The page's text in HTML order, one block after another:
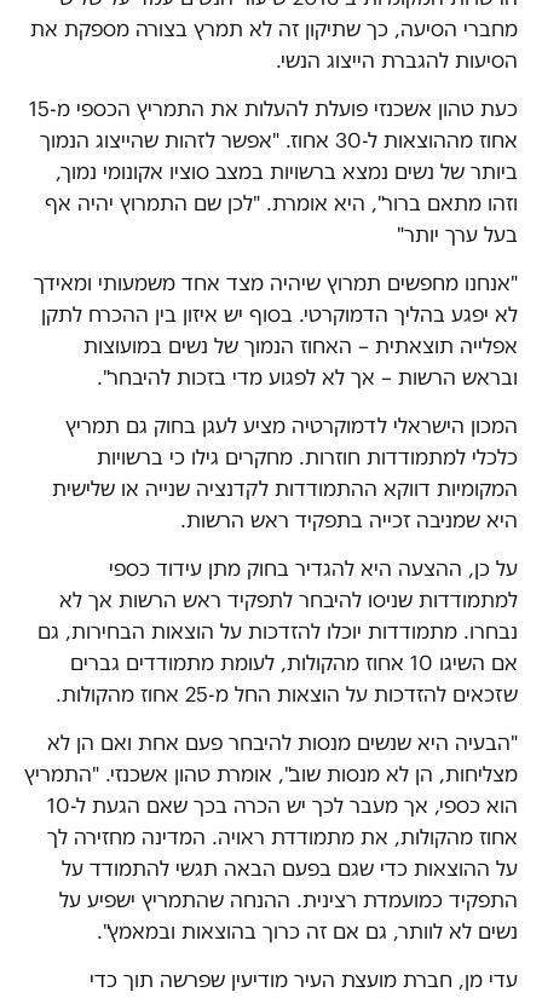
מחברי הסיעה, כך שתיקון זה לא תמרץ בצורה מספקת את
הסיעות להגברת הייצוג הנשי.
כעת טהון אשכנזי פועלת להעלות את התמריץ הכספי מ-15
אחוז מההוצאות ל-30 אחוז. "אפשר לזהות שהייצוג הנמוך
ביותר של נשים נמצא ברשויות במצב סוציו אקונומי נמוך,
וזהו מתאם ברור", היא אומרת. "לכן שם התמרוץ יהיה אף
בעל ערך יותר"
"אנחנו מחפשים תמרוץ שיהיה מצד אחד משמעותי ומאידך
לא יפגע בהליך הדמוקרטי. בסוף יש איזון בין ההכרח לתקן
אפלייה תוצאתית – האחוז הנמוך של נשים במועוצות
ובראש הרשות – אך לא לפגוע מדי בזכות להיבחר".
המכון הישראלי לדמוקרטיה מציע לעגן בחוק גם תמריץ
כלכלי למתמודדות חוזרות. מחקרים גילו כי ברשויות
המקומיות דווקא ההתמודדות לקדנציה שנייה או שלישית
היא שמניבה זכייה בתפקיד ראש הרשות.
על כן, ההצעה היא להגדיר בחוק מתן עידוד כספי
למתמודדות שניסו להיבחר לתפקיד ראש הרשות אך לא
נבחרו. מתמודדות יוכלו להזדכות על הוצאות הבחירות, גם
אם השיגו 10 אחוז מהקולות, לעומת מתמודדים גברים
שזכאים להזדכות על הוצאות החל מ-25 אחוז מהקולות.
"הבעיה היא שנשים מנסות להיבחר פעם אחת ואם הן לא
מצליחות, הן לא מנסות שוב", אומרת טהון אשכנזי. "התמריץ
הוא כספי, אך מעבר לכך יש הכרה בכך שאם הגעת ל-10
אחוז מהקולות, את מתמודדת ראויה. המדינה מחזירה לך
על ההוצאות כדי שגם בפעם הבאה תגשי להתמודד על
התפקיד כמועמדת רצינית. ההנחה שהתמריץ ישפיע על
נשים לא לוותר, גם אם זה כרוך בהוצאות ובמאמץ".
עדי מן, חברת מועצת העיר מודיעין שפרשה תוך כדי